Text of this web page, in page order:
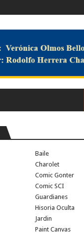
Baile
Charolet
Comic Gonter
Comic SCI
Guardianes
Hisoria Oculta
Jardin
Paint Canvas